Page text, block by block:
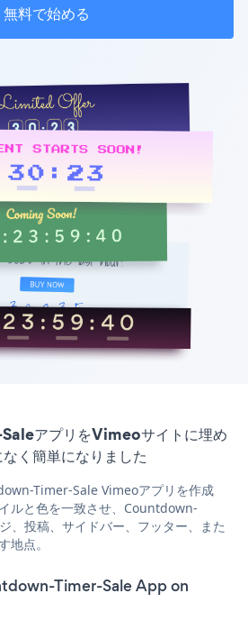
無料で始める
アプリをVimeoサイトに埋め
く簡単になりました
Timer-Sale Vimeoアプリを作成
ルと色を一致させ、Countdown-
、投稿、サイドバー、フッター、また
地点。
Timer-Sale App on